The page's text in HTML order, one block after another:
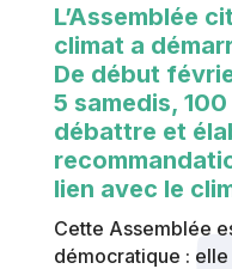
L’Assemblée
climat a
De début
5 samedis,
débattre et
lien avec le
Cette Assemblée
démocratique :